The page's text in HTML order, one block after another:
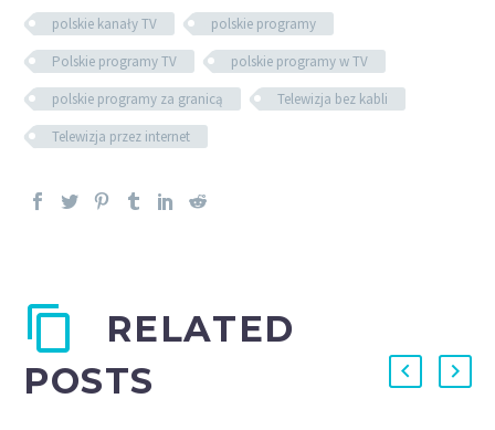
polskie kanały TV
polskie programy
Polskie programy TV
polskie programy w TV
polskie programy za granicą
Telewizja bez kabli
Telewizja przez internet
RELATED
POSTS